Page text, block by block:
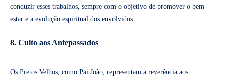
conduzir esses trabalhos, sempre com o objetivo de promover o bem-
estar e a evolução espiritual dos envolvidos.
8. Culto aos Antepassados
Os Pretos Velhos, como Pai João, representam a reverência aos